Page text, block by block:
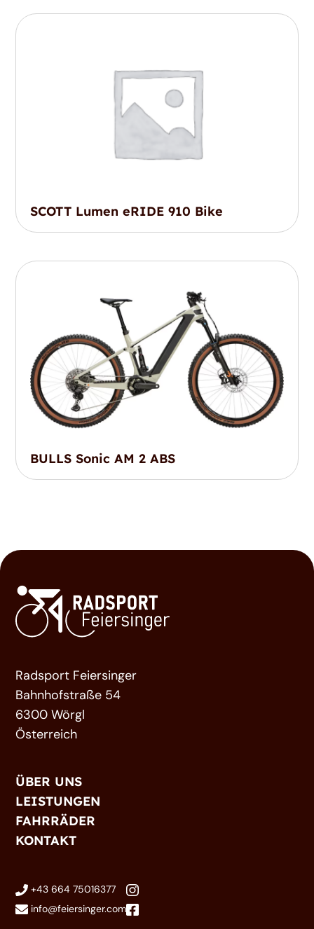
SCOTT Lumen eRIDE 910 Bike
BULLS Sonic AM 2 ABS
Radsport Feiersinger
Bahnhofstraße 54
6300 Wörgl
Österreich
ÜBER UNS
LEISTUNGEN
FAHRRÄDER
KONTAKT
+43 664 75016377
info@feiersinger.com